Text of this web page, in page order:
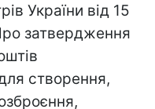
України від 15
затвердження
створення,